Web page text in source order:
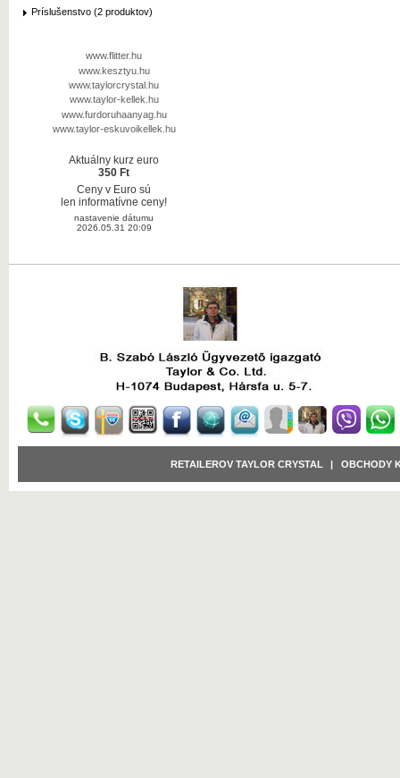
Príslušenstvo (2 produktov)
www.flitter.hu
www.kesztyu.hu
www.taylorcrystal.hu
www.taylor-kellek.hu
www.furdoruhaanyag.hu
www.taylor-eskuvoikellek.hu
Aktuálny kurz euro
350 Ft
Ceny v Euro sú
len informatívne ceny!
nastavenie dátumu
2026.05.31 20:09
RETAILEROV TAYLOR CRYSTAL OBCHODY